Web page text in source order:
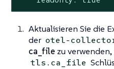
Aktualisieren Sie die
der otel-
ca_file zu
tls.ca_file